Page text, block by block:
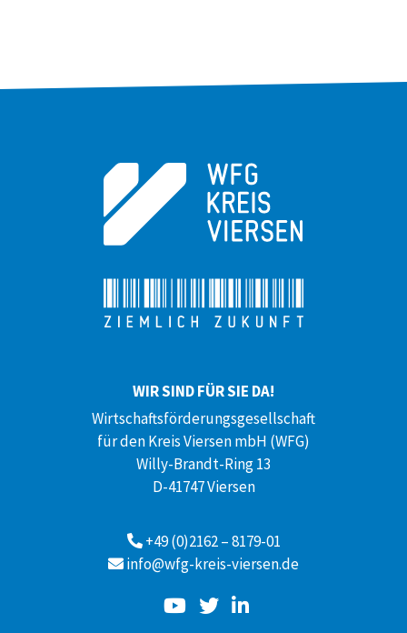
WIR SIND FÜR SIE DA!
Wirtschaftsförderungsgesellschaft
für den Kreis Viersen mbH (WFG)
Willy-Brandt-Ring 13
D-41747 Viersen
+49 (0)2162 – 8179-01
info@wfg-kreis-viersen.de